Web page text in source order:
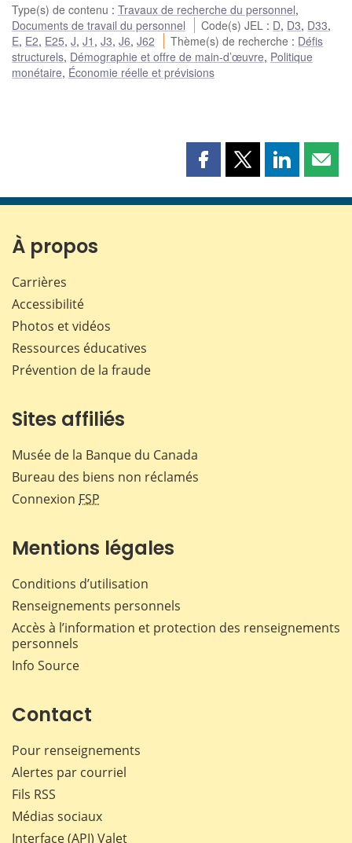
Type(s) de contenu : Travaux de recherche du personnel,
Documents de travail du personnel
Code(s) JEL : D, D3, D33,
E, E2, E25, J, J1 , J3, J6, J62 Thème(s) de recherche : Défis
structurels, Démographie et offre de main-d’œuvre, Politique
monétaire, Économie réelle et prévisions
Partager
page
Partager
page
Partager
page page
À propos
Carrières
Accessibilité
Photos et vidéos
Ressources éducatives
Prévention de la fraude
Sites affiliés
Musée de la Banque du Canada
Bureau des biens non réclamés
Connexion FSP
Mentions légales
Conditions d’utilisation
Renseignements personnels
Accès à l’information et protection des renseignements
personnels
Info Source
Contact
Pour renseignements
Alertes par courriel
Fils RSS
Médias sociaux
Interface (API) Valet